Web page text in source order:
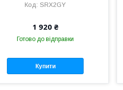
SRX2GY
1 920 ₴
Готово до відправки
Купити